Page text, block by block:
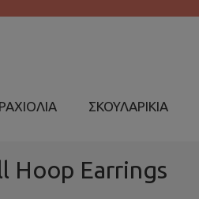
ΣΚΟΥΛΑΡΙΚΙΑ
Hoop Earrings